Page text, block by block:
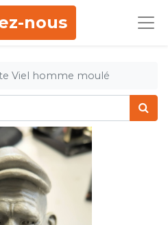
nous
Viel homme moulé